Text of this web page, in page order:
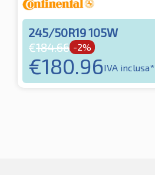
245/50R19 105W
€184.66 -2%
€180.96IVA inclusa*